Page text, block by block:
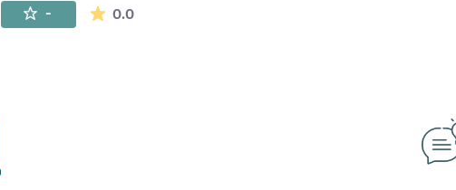
- 0.0La valoración media es de 0 estrellas de 5.